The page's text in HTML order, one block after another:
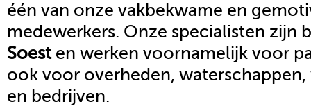
één van onze vakbekwame en
medewerkers. Onze specialisten zijn
Soesten werken voornamelijk voor
ook voor overheden,
en bedrijven.